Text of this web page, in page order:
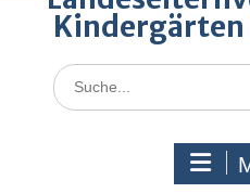
Search
for: